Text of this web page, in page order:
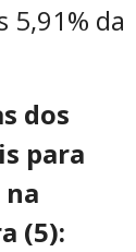
5,91% da
dos
para
(5):